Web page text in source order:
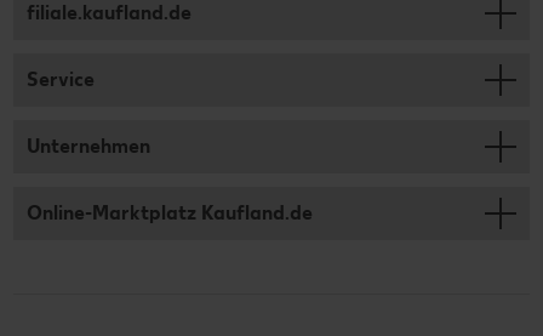
filiale.kaufland.de
Service
Unternehmen
Online-Marktplatz Kaufland.de